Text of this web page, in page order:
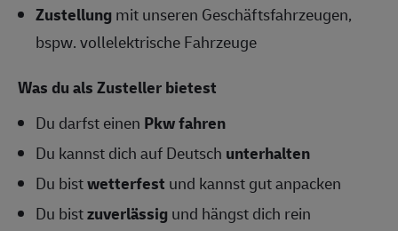
Zustellungmit unseren Geschäftsfahrzeugen,
bspw. vollelektrische Fahrzeuge
Was du als Zusteller bietest
Du darfst einen Pkw fahren
Du kannst dich auf Deutsch unterhalten
Du bistwetterfest und kannst gut anpacken
Du bistzuverlässigund hängst dich rein